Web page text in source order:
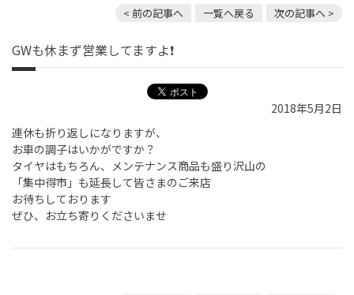
< 前の記事へ 一覧へ戻る 次の記事へ >
GWも休まず営業してますよ❗️
2018年5月2日
連休も折り返しになりますが、
お車の調子はいかがですか？
タイヤはもちろん、メンテナンス商品も盛り沢山の
「集中得市」も延長して皆さまのご来店
お待ちしております
ぜひ、お立ち寄りくださいませ